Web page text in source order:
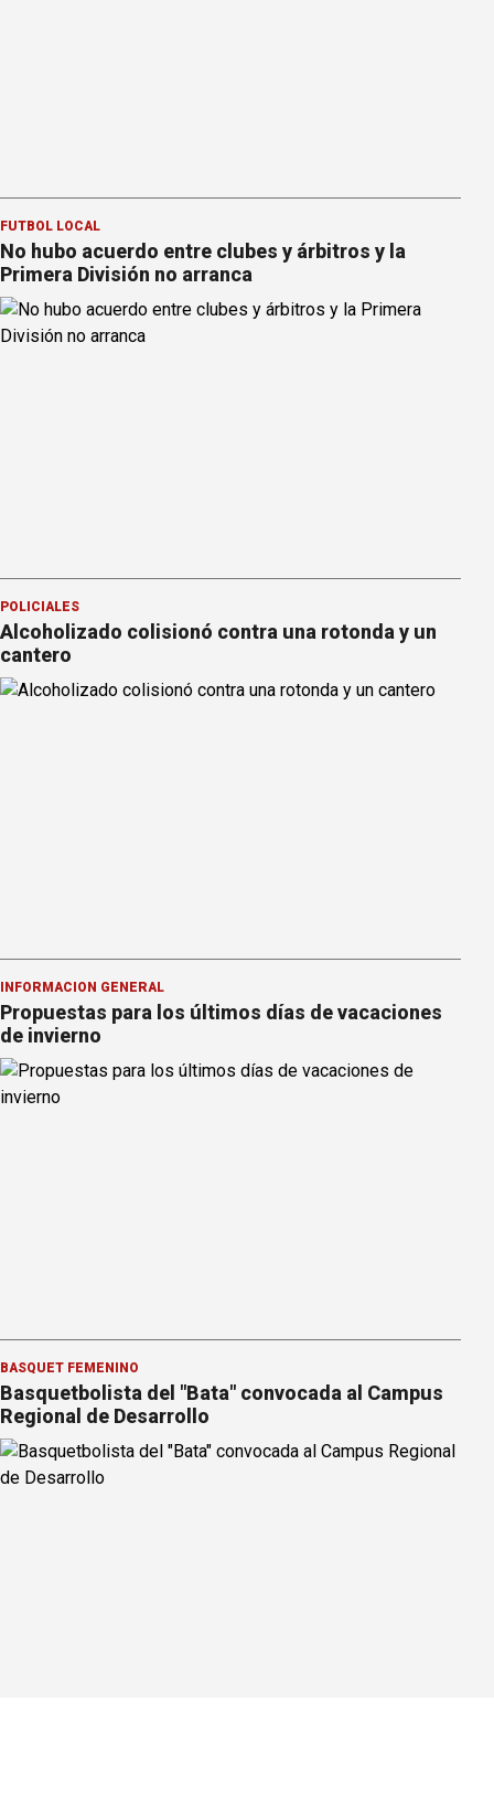
FÚTBOL LOCAL
No hubo acuerdo entre clubes y árbitros y la
Primera División no arranca
POLICIALES
Alcoholizado colisionó contra una rotonda y un
cantero
INFORMACION GENERAL
Propuestas para los últimos días de vacaciones
de invierno
BÁSQUET FEMENINO
Basquetbolista del "Bata" convocada al Campus
Regional de Desarrollo